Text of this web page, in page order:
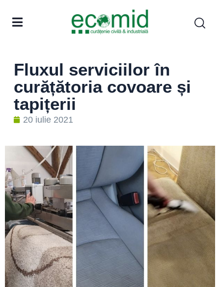
Fluxul serviciilor în
curățătoria covoare și
tapițerii
20 iulie 2021